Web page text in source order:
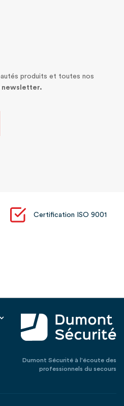
produits et toutes nos
newsletter.
Certification ISO 9001
Dumont Sécurité à l'écoute des
professionnels du secours